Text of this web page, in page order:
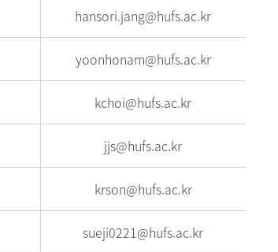
hansori.jang@hufs.ac.kr
yoonhonam@hufs.ac.kr
kchoi@hufs.ac.kr
jjs@hufs.ac.kr
krson@hufs.ac.kr
sueji0221@hufs.ac.kr